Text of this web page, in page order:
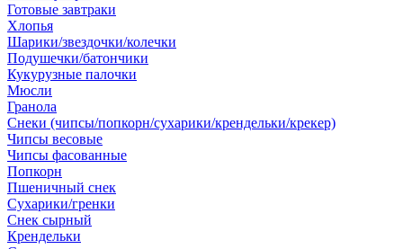
Готовые завтраки
Хлопья
Шарики/звездочки/колечки
Подушечки/батончики
Кукурузные палочки
Мюсли
Гранола
Снеки (чипсы/попкорн/сухарики/крендельки/крекер)
Чипсы весовые
Чипсы фасованные
Попкорн
Пшеничный снек
Сухарики/гренки
Снек сырный
Крендельки